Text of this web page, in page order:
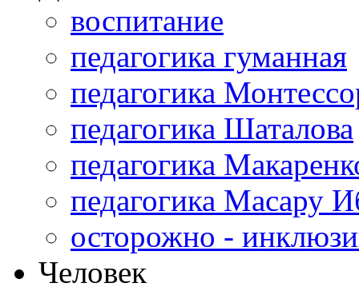
воспитание
педагогика гуманная
педагогика
педагогика Шаталова
педагогика
педагогика Масару
осторожно -
Человек